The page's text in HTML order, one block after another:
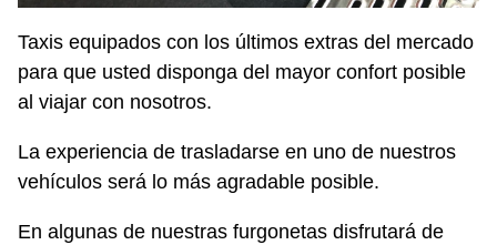
Taxis equipados con los últimos extras del mercado
para que usted disponga del mayor confort posible
al viajar con nosotros.
La experiencia de trasladarse en uno de nuestros
vehículos será lo más agradable posible.
En algunas de nuestras furgonetas disfrutará de